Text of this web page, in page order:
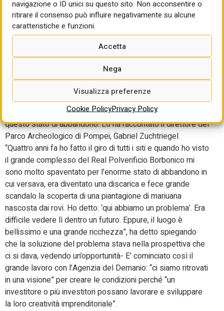
navigazione o ID unici su questo sito. Non acconsentire o
ritirare il consenso può influire negativamente su alcune
caratteristiche e funzioni.
Accetta
Nega
Visualizza preferenze
Cookie PolicyPrivacy Policy
ancora oggi presenti pur se fortemente degradati, il CRA-
CAT di Scafati (Centro di Ricerca Agricoltura-Colture
Alternative al Tabacco). In seguito al terremoto del 1980
tutto il complesso fu definitivamente e progressivamente
abbandonato.Di proprietà del Demanio Pubblico il
complesso è stato consegnato in uso governativo al
ministero della Cultura, dunque al Parco archeologico di
Pompei nell’aprile del 2016.
Il progetto di rigenerazione prende le mosse proprio da
questo stato di abbandono. Lo ha raccontato il direttore del
Parco Archeologico di Pompei, Gabriel Zuchtriegel.
“Quattro anni fa ho fatto il giro di tutti i siti e quando ho visto
il grande complesso del Real Polverificio Borbonico mi
sono molto spaventato per l’enorme stato di abbandono in
cui versava, era diventato una discarica e fece grande
scandalo la scoperta di una piantagione di mariuana
nascosta dai rovi. Ho detto: ‘qui abbiamo un problema’. Era
difficile vedere lì dentro un futuro. Eppure, il luogo è
bellissimo e una grande ricchezza”, ha detto spiegando
che la soluzione del problema stava nella prospettiva che
ci si dava, vedendo un’opportunità- E’ cominciato così il
grande lavoro con l’Agenzia del Demanio: “ci siamo ritrovati
in una visione” per creare le condizioni perché “un
investitore o più investitori possano lavorare e sviluppare
la loro creatività imprenditoriale”.